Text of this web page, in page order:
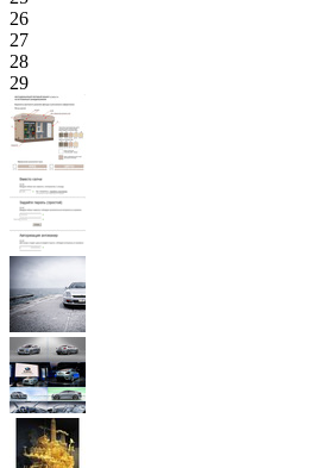
26
27
28
29